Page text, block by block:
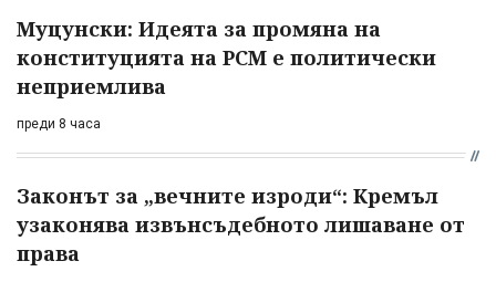
Муцунски: Идеята за промяна на
конституцията на РСМ е политически
неприемлива
преди 8 часа
Законът за „вечните изроди“: Кремъл
узаконява извънсъдебното лишаване от
права